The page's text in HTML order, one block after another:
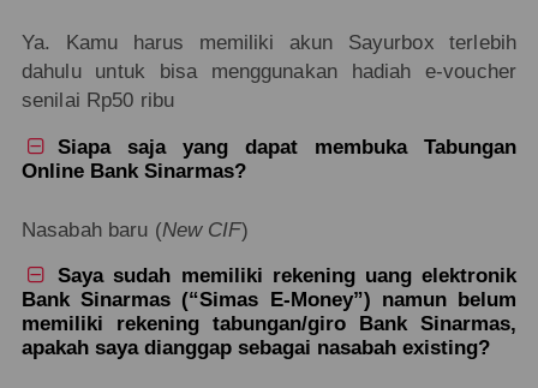
Ya. Kamu harus memiliki akun Sayurbox terlebih
dahulu untuk bisa menggunakan hadiah e-voucher
senilai Rp50 ribu

Siapa saja yang dapat membuka Tabungan
Online Bank Sinarmas?
Nasabah baru (New CIF)

Saya sudah memiliki rekening uang elektronik
Bank Sinarmas (“Simas E-Money”) namun belum
memiliki rekening tabungan/giro Bank Sinarmas,
apakah saya dianggap sebagai nasabah existing?